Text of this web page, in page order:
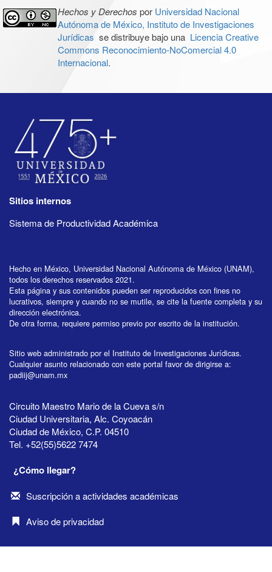
Hechos y Derechos por Universidad Nacional
Autónoma de México, Instituto de Investigaciones
Jurídicas se distribuye bajo una Licencia Creative
Commons Reconocimiento-NoComercial 4.0
Internacional.
Sitios internos
Sistema de Productividad Académica
Hecho en México, Universidad Nacional Autónoma de México (UNAM),
todos los derechos reservados 2021.
Esta página y sus contenidos pueden ser reproducidos con fines no
lucrativos, siempre y cuando no se mutile, se cite la fuente completa y su
dirección electrónica.
De otra forma, requiere permiso previo por escrito de la institución.
Sitio web administrado por el Instituto de Investigaciones Jurídicas.
Cualquier asunto relacionado con este portal favor de dirigirse a:
padiij@unam.mx
Circuito Maestro Mario de la Cueva s/n
Ciudad Universitaria, Alc. Coyoacán
Ciudad de México, C.P. 04510
Tel. +52(55)5622 7474
¿Cómo llegar?
Suscripción a actividades académicas
Aviso de privacidad